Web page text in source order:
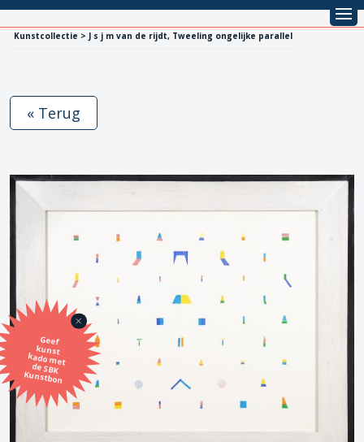
Kunstcollectie > J s j m van de rijdt, Tweeling ongelijke parallel
Geef
kunst
kado met
de SBK
Kunstbon
« Terug